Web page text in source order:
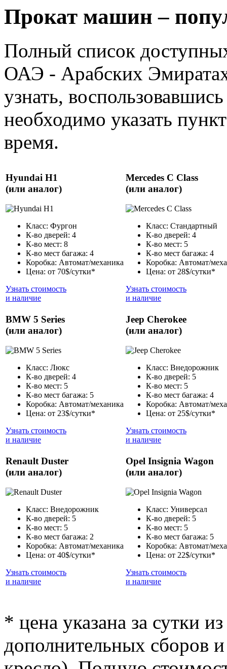
Прокат машин –
Полный список
ОАЭ - Арабских
узнать,
необходимо указать
время.
Hyundai H1
(или аналог)
Класс: Фургон
К-во дверей: 4
К-во мест: 8
К-во мест багажа: 4
Коробка: Автомат/механика
Цена: от 70$/сутки*
Узнать стоимость
и наличие
Mercedes C Class
(или аналог)
Класс: Стандартный
К-во дверей: 4
К-во мест: 5
К-во мест багажа: 4
Коробка: Автомат/
Цена: от 28$/сутки*
Узнать стоимость
и наличие
BMW 5 Series
(или аналог)
Класс: Люкс
К-во дверей: 4
К-во мест: 5
К-во мест багажа: 5
Коробка: Автомат/механика
Цена: от 23$/сутки*
Узнать стоимость
и наличие
Jeep Cherokee
(или аналог)
Класс: Внедорожник
К-во дверей: 5
К-во мест: 5
К-во мест багажа: 4
Коробка: Автомат/
Цена: от 25$/сутки*
Узнать стоимость
и наличие
Renault Duster
(или аналог)
Класс: Внедорожник
К-во дверей: 5
К-во мест: 5
К-во мест багажа: 2
Коробка: Автомат/механика
Цена: от 40$/сутки*
Узнать стоимость
и наличие
Opel Insignia Wagon
(или аналог)
Класс: Универсал
К-во дверей: 5
К-во мест: 5
К-во мест багажа: 5
Коробка: Автомат/
Цена: от 22$/сутки*
Узнать стоимость
и наличие
* цена указана за сутки
дополнительных сборов